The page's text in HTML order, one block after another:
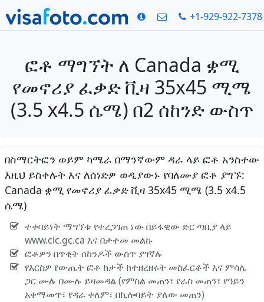
+1-929-922-7378
ፎቶ ማግኘት ለ Canada ቋሚ
የመኖሪያ ፈቃድ ቪዛ 35x45 ሚሜ
(3.5 x4.5 ሴሜ) በ2 ሰከንድ ውስጥ
በስማርትፎን ወይም ካሜራ በማንኛውም ዳራ ላይ ፎቶ አንስተው
እዚህ ይስቀሉት እና ለሰነድዎ ወዲያውኑ የባለሙያ ፎቶ ያግኙ:
Canada ቋሚ የመኖሪያ ፈቃድ ቪዛ 35x45 ሚሜ (3.5 x4.5
ሴሜ)
ተቀባይነት ማግኘቱ የተረጋገጠ ነው በይፋዊው ድር ጣቢያ ላይ
www.cic.gc.ca እና በታተመ መልኩ
ፎቶዎን በጥቂት ሰከንዶች ውስጥ ያገኛሉ
የእርስዎ የውጤት ፎቶ ከታች ከተዘረዘሩት መስፈርቶች እና ምሳሌ
ጋር ሙሉ በሙሉ ይዛመዳል (የምስል መጠን፣ የራስ መጠን፣ የዓይን
አቀማመጥ፣ የዳራ ቀለም፣ በኪሎባይት ያለው መጠን)